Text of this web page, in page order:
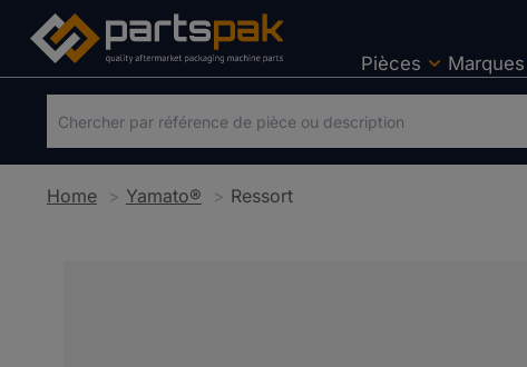
Pièces Marques
Home Yamato® Ressort